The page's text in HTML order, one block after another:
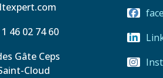
46 02 74 60
Gâte Ceps
Cloud